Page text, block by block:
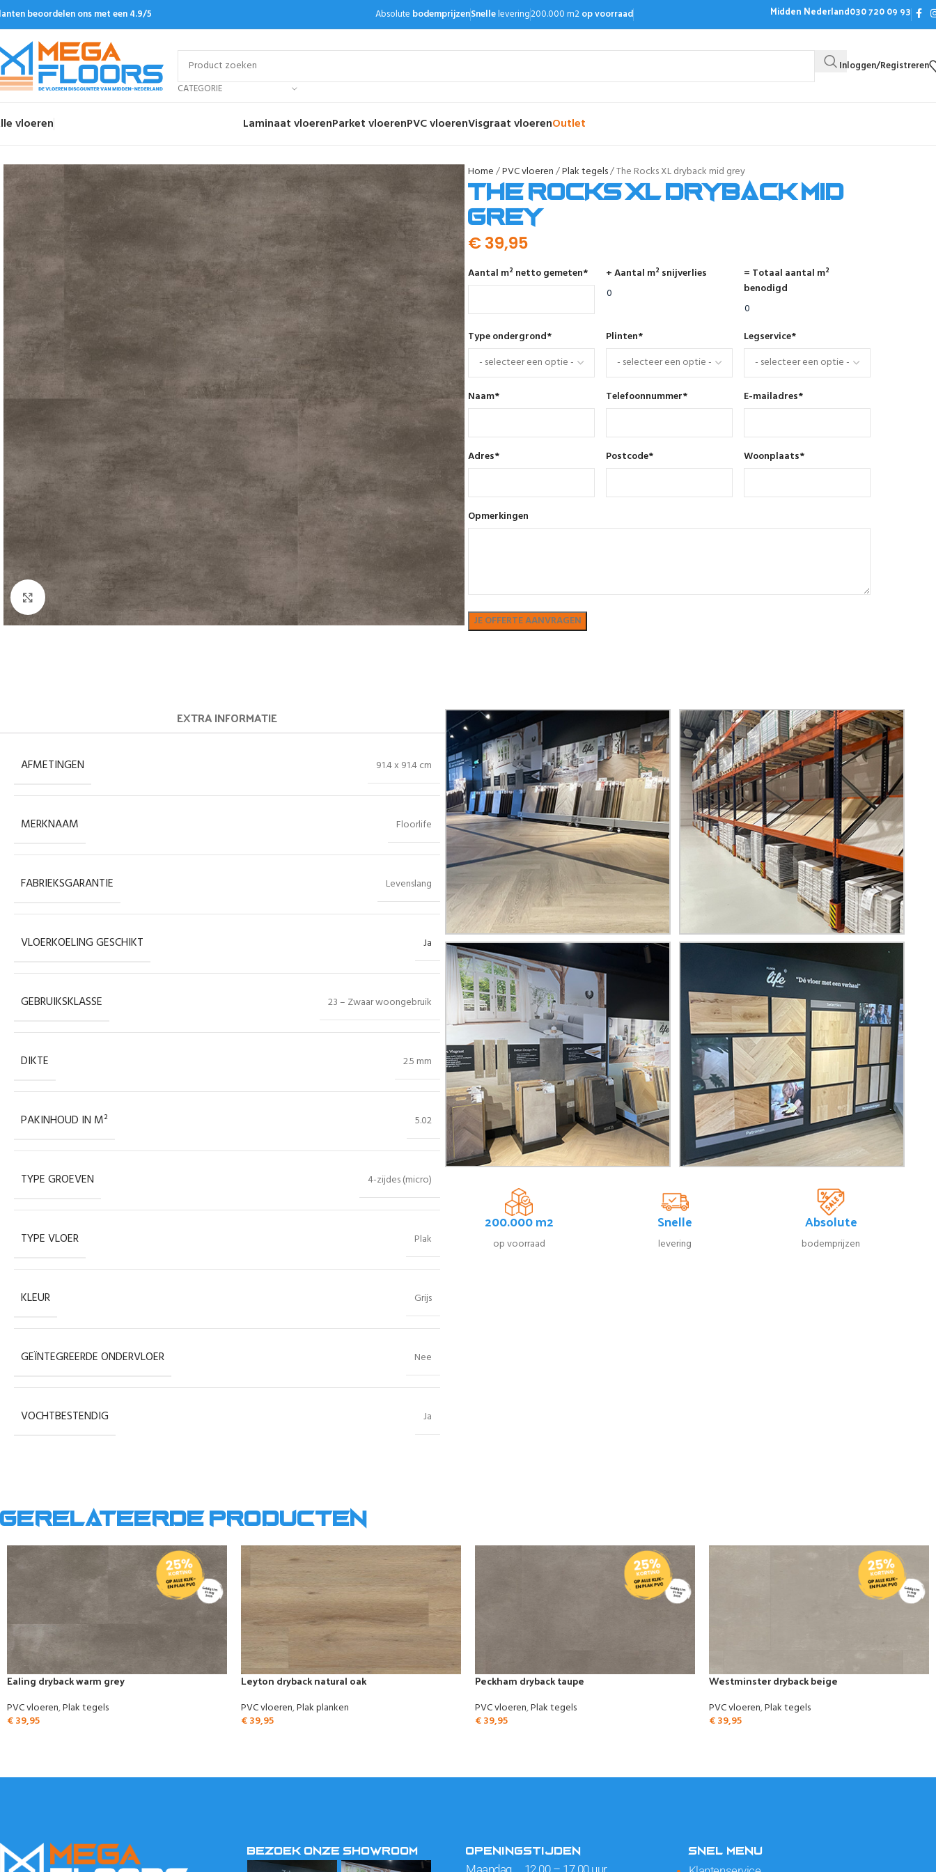
beoordelen ons met een 4.9/5 Absolute bodemprijzenSnellelevering200.000 m2op voorraad Midden Nederland030 720 09 93
CATEGORIE
Inloggen/Registreren
vloeren Laminaat vloerenParket vloerenPVC vloerenVisgraat vloerenOutlet
Home PVC vloeren Plak tegels The Rocks XL dryback mid grey
The Rocks XL dryback mid
grey
€39,95
Aantal m² netto gemeten* + Aantal m² snijverlies
= Totaal aantal m²
benodigd
Type ondergrond* Plinten* Legservice*
Naam* Telefoonnummer* E-mailadres*
Adres* Postcode* Woonplaats*
Opmerkingen
Afbeelding vergroten
EXTRA INFORMATIE
AFMETINGEN 91.4 x 91.4 cm
MERKNAAM Floorlife
FABRIEKSGARANTIE Levenslang
VLOERKOELING GESCHIKT Ja
GEBRUIKSKLASSE 23 – Zwaar woongebruik
DIKTE 2.5 mm
PAKINHOUD IN M² 5.02
TYPE GROEVEN 4-zijdes (micro)
TYPE VLOER Plak
KLEUR Grijs
GEÏNTEGREERDE ONDERVLOER Nee
VOCHTBESTENDIG Ja
200.000 m2
op voorraad
Snelle
levering
Absolute
bodemprijzen
Gerelateerde producten
Ealing dryback warm grey
PVC vloeren,Plak tegels
€39,95
Leyton dryback natural oak
PVC vloeren,Plak planken
€39,95
Peckham dryback taupe
PVC vloeren,Plak tegels
€39,95
Westminster dryback beige
PVC vloeren,Plak tegels
€39,95
BEZOEK ONZE SHOWROOM OPENINGSTIJDEN
Maandag 12.00 – 17.00 uur
SNEL MENU